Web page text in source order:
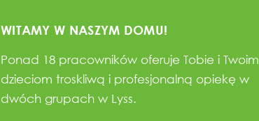
WITAMY W NASZYM DOMU!
Ponad 18 pracowników oferuje Tobie i Twoim
dzieciom troskliwą i profesjonalną opiekę w
dwóch grupach w Lyss.